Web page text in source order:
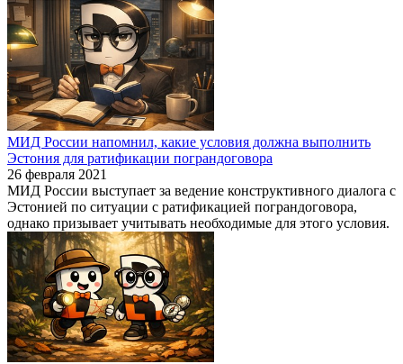
МИД России напомнил, какие условия должна выполнить
Эстония для ратификации пограндоговора
26 февраля 2021
МИД России выступает за ведение конструктивного диалога с
Эстонией по ситуации с ратификацией пограндоговора,
однако призывает учитывать необходимые для этого условия.